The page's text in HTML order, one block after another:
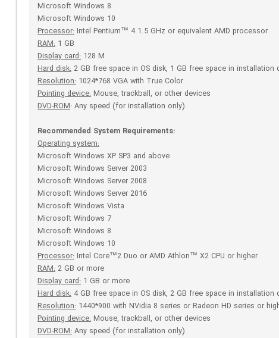
Microsoft Windows 8
Microsoft Windows 10
Processor: Intel Pentium™ 4 1.5 GHz or equivalent AMD processor
RAM: 1 GB
Display card: 128 M
Hard disk: 2 GB free space in OS disk, 1 GB free space in installation
Resolution: 1024*768 VGA with True Color
Pointing device: Mouse, trackball, or other devices
DVD-ROM: Any speed (for installation only)
Recommended System Requirements:
Operating system:
Microsoft Windows XP SP3 and above
Microsoft Windows Server 2003
Microsoft Windows Server 2008
Microsoft Windows Server 2016
Microsoft Windows Vista
Microsoft Windows 7
Microsoft Windows 8
Microsoft Windows 10
Processor: Intel Core™2 Duo or AMD Athlon™ X2 CPU or higher
RAM: 2 GB or more
Display card: 1 GB or more
Hard disk: 4 GB free space in OS disk, 2 GB free space in installation
Resolution: 1440*900 with NVidia 8 series or Radeon HD series or
Pointing device: Mouse, trackball, or other devices
DVD-ROM: Any speed (for installation only)